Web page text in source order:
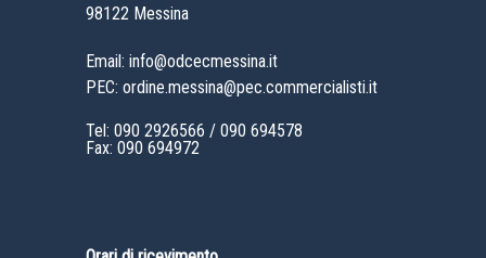
98122 Messina
Email: info@odcecmessina.it
PEC: ordine.messina@pec.commercialisti.it
Tel: 090 2926566 / 090 694578
Fax: 090 694972